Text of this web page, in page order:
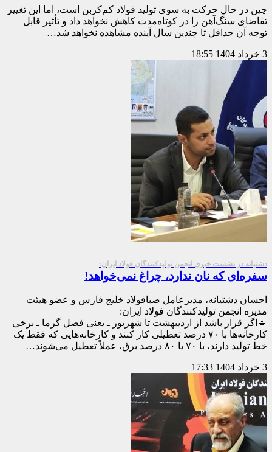
چین در حال حرکت به سوی تولید فولاد کم‌کربن است، اما این تغییر
تقاضای سنگ‌آهن را در کوتاه‌مدت کاهش نخواهد داد و تأثیر قابل
توجه آن حداقل تا چندین سال آینده مشاهده نخواهد شد…
3 خرداد 1404 18:55
دشتیانه در نشست خبری انجمن تولیدکنندگان فولاد ایران:
سفره‌ای که نان ندارد، چراغ نمی‌خواهد!
احسان دشتیانه، مدیرعامل صبافولاد خلیج فارس و عضو هیئت
مدیره انجمن تولیدکنندگان فولاد ایران:
🔹اگر قرار باشد از اردیبهشت تا شهریور ـ یعنی فصل گرما ـ برخی
کارخانه‌ها با ۷۰ درصد تعطیلی کار کنند و کارخانه‌هایی که فقط یک
خط تولید دارند، با ۷۰ یا ۸۰ درصد برق، عملاً تعطیل می‌شوند…
3 خرداد 1404 17:33